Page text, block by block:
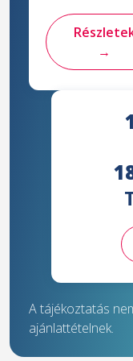
→
A tájékoztatás
ajánlattételnek.